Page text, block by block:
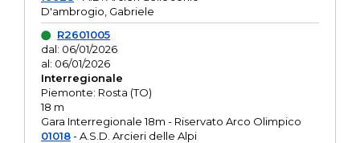
D'ambrogio, Gabriele
R2601005
dal: 06/01/2026
al: 06/01/2026
Interregionale
Piemonte: Rosta (TO)
18 m
Gara Interregionale 18m - Riservato Arco Olimpico
01018- A.S.D. Arcieri delle Alpi